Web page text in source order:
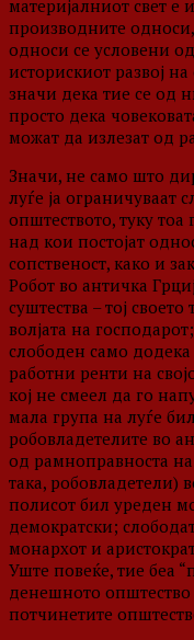
материјалниот свет е
производните
односи се условени
историскиот развој
значи дека тие се од
просто дека
можат да излезат од
Значи, не само што
луѓе ја ограничуваат
општеството, туку
над кои постојат
сопственост, како и
Робот во античка
суштества – тој
волјата на
слободен само
работни ренти на
кој не смеел да го
мала група на луѓе
робовладетелите во
од рамноправноста
така, робовладетели)
полисот бил уреден
демократски;
монархот и
Уште повеќе, тие беа
денешното општество
потчинетите